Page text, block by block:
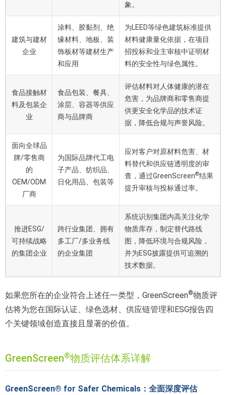
象。
建筑与建材
企业
涂料、胶黏剂、绝
缘材料、地板、装
饰板材等建材生产
和应用
为LEED等绿色建筑标准提供
材料健康量化依据，在项目
招投标和业主审核中证明材
料的安全性与绿色属性。
食品接触材
料及包装企
业
食品包装、餐具、
涂层、容器等供应
商与品牌商
评估材料对人体健康的潜在
危害，为品牌商和零售商提
供更安全化学品的技术证
据，降低合规与声誉风险。
面向全球品
牌/零售商
的
OEM/ODM
厂商
为国际品牌代工电
子产品、纺织品、
日化用品、包装等
应对客户对原材料危害、材
料替代和供应链透明度的审
查，通过GreenScreen®结果
提升审核与投标通过率。
推进ESG/
可持续战略
的集团企业
跨行业集团、拥有
多工厂/多业务线
的企业集团
系统识别集团内高关注化学
物质库存，制定替代路线
图，降低环境与合规风险，
并为ESG披露提供可追溯的
技术数据。
如果您所在的企业符合上述任一类型，GreenScreen®物质评
估将为您在国际认证、绿色选材、供应链管理和ESG报告四
个关键领域创造直接且显著的价值。
GreenScreen®物质评估体系详解
GreenScreen® for Safer Chemicals：全面深度评估